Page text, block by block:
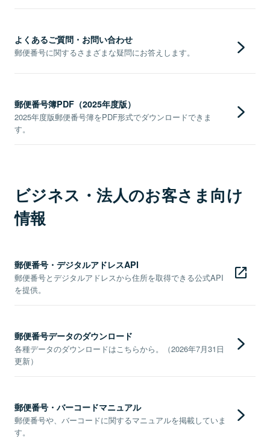
よくあるご質問・お問い合わせ
郵便番号に関するさまざまな疑問にお答えします。
郵便番号簿PDF（2025年度版）
2025年度版郵便番号簿をPDF形式でダウンロードできま
す。
ビジネス・法人のお客さま向け
情報
郵便番号・デジタルアドレスAPI
郵便番号とデジタルアドレスから住所を取得できる公式API
を提供。
郵便番号データのダウンロード
各種データのダウンロードはこちらから。（2026年7月31日
更新）
郵便番号・バーコードマニュアル
郵便番号や、バーコードに関するマニュアルを掲載していま
す。